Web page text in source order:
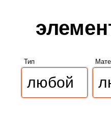
Тип